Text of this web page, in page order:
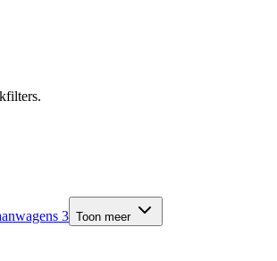
3 Toon meer